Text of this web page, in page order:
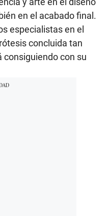
en el acabado final.
especialistas en el
concluida tan
con su